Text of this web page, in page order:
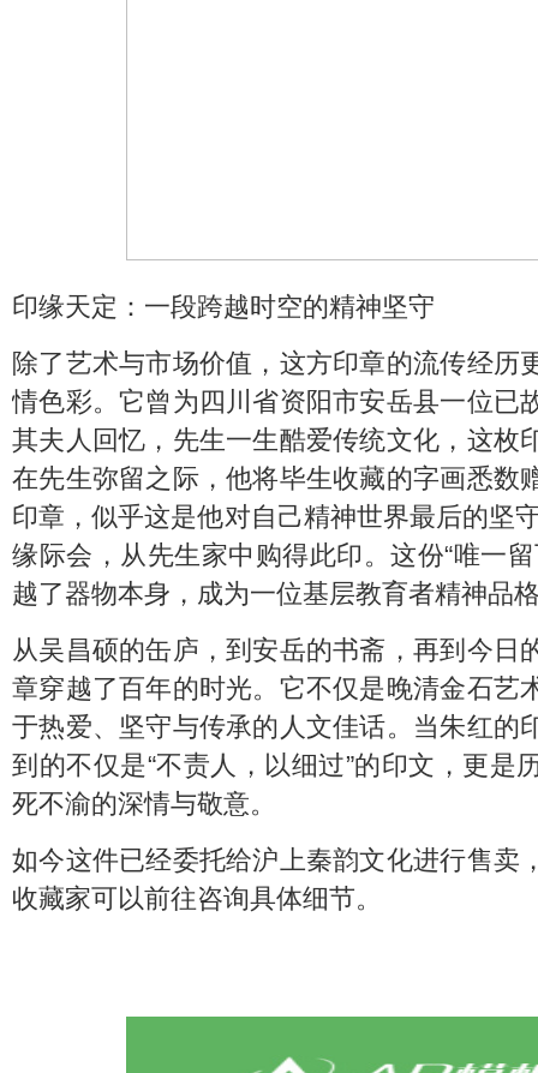
印缘天定：一段跨越时空的精神坚守
除了艺术与市场价值，这方印章的流传经历
情色彩。它曾为四川省资阳市安岳县一位已
其夫人回忆，先生一生酷爱传统文化，这枚
在先生弥留之际，他将毕生收藏的字画悉数
印章，似乎这是他对自己精神世界最后的坚
缘际会，从先生家中购得此印。这份“唯一
越了器物本身，成为一位基层教育者精神品
从吴昌硕的缶庐，到安岳的书斋，再到今日
章穿越了百年的时光。它不仅是晚清金石艺
于热爱、坚守与传承的人文佳话。当朱红的
到的不仅是“不责人，以细过”的印文，更是
死不渝的深情与敬意。
如今这件已经委托给沪上秦韵文化进行售卖
收藏家可以前往咨询具体细节。